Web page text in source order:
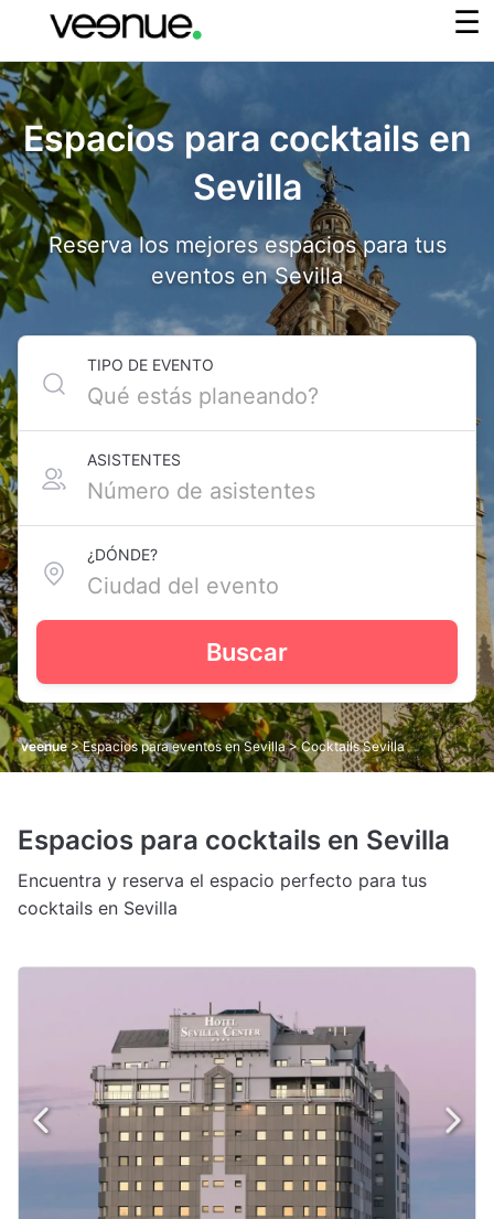
Espacios para cocktails en
Sevilla
Reserva los mejores espacios para tus
eventos en Sevilla
TIPO DE EVENTO
ASISTENTES
¿DÓNDE?
Buscar
veenue>Espacios para eventos en Sevilla> Cocktails Sevilla
Espacios para cocktails en Sevilla
Encuentra y reserva el espacio perfecto para tus
cocktails en Sevilla